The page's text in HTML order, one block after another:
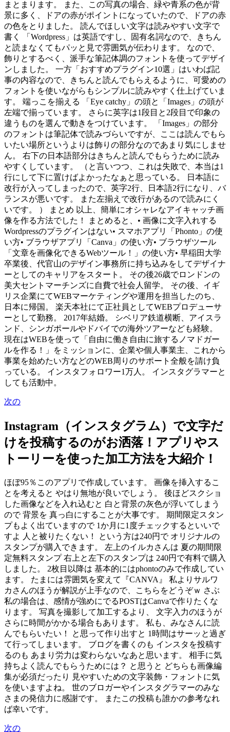
まとまります。 また、この写真の場合、緑や青系の色が背
景に多く、ドアの赤がポイントになっていたので、ドアの赤
の色をとりました。 読んでほしい文字は読みやすい文字で
書く 「Wordpress」は英語ですし、固有名詞なので、きちん
と読まなくてもパッと見で雰囲気が伝わります。 なので、
飾りとするべく、派手な筆記体調のフォントを使ってデザイ
ンしました。 一方「おすすめプラグイン10選」はいわば記
事の内容なので、きちんと読んでもらえるように、可愛めの
フォントを使いながらもシンプルに読みやすく仕上げていま
す。 端っこを揃える 「Eye catchy」の頭と「Images」の頭が
左端で揃っています。 さらに英字は1段目と2段目で印象の
違うものを選んで動きをつけています。 「Images」の部分
のフォントは筆記体で読みづらいですが、ここは読んでもら
いたい場所というよりは飾りの部分なのであまり気にしませ
ん。 右下の日本語部分はきちんと読んでもらうために読み
やすくしています。 （と言いつつ、これは失敗で、本当は1
行にして下に置けばよかったなぁと思っている。 日本語に
改行が入ってしまったので、英字2行、日本語2行になり、バ
ランスが悪いです。 また左揃えで改行があるので読みにく
いです。 ） まとめ 以上、簡単にオシャレなアイキャッチ画
像を作る方法でした！ まとめると、• 画像に文字入れする
Wordpressのプラグインはない• スマホアプリ「Phonto」の使
い方• ブラウザアプリ「Canva」の使い方• ブラウザツール
「文章を画像化できるWebツール！」の使い方• 早稲田大学
卒業後、代官山のデザイン事務所に持ち込みをしてデザイナ
ーとしてのキャリアをスタート。 その後26歳でロンドンの
美大セントマーチンズに自費で社会人留学。 その後、イギ
リス企業にてWEBマーケティングや運用を担当したのち、
日本に帰国。 楽天本社にて正社員としてWEBプロデューサ
ーとして勤務。 2017年結婚。 シベリア鉄道横断、アイスラ
ンド、シンガポールやドバイでの海外ツアーなども経験。
現在はWEBを使って「自由に働き自由に旅するノマドガー
ルを作る！」をミッションに、企業や個人事業主、これから
事業を始めたい方などのWEB周りのサポート全般を請け負
っている。 インスタフォロワー1万人。 インスタグラマーと
しても活動中。
次の
Instagram（インスタグラム）で文字だ
けを投稿するのがお洒落！アプリやス
トーリーを使った加工方法を大紹介！
ほぼ95％このアプリで作成しています。 画像を挿入するこ
とを考えると やはり無地が良いでしょう。 後ほどスクショ
した画像などを入れ込むと 白と背景の灰色が浮いてしまう
ので 背景を 真っ白にすることが大事です。 期間限定スタン
プもよく出ていますので 1か月に1度チェックするといいで
すよ 人と被りたくない！ という方は240円で オリジナルの
スタンプが購入できます。 左上のイルカさんは 夏の期間限
定無料スタンプ 右上と左下のスタンプは 240円で有料で購入
しました。 2枚目以降は 基本的にはphontoのみで作成してい
ます。 たまには雰囲気を変えて『CANVA』 私よりサルワ
カさんのほうが解説が上手なので、こちらをどうぞｗ さぶ
私の場合は、感情が強めにでるPOSTはCanvaで作りたくな
ります。 写真を撮影して加工するより、 文字入力のほうが
さらに時間がかかる場合もあります。 私も、みなさんに読
んでもらいたい！ と思って作り出すと 1時間はサーッと過ぎ
て行ってしまいます。 ブログを書くのも インスタを投稿す
るのも あまり労力は変わらないなあと思います。 相手に気
持ちよく読んでもらうためには？ と思うと どちらも画像編
集が必須だったり 見やすいための文字装飾・フォントに気
を使いますよね。 世のブロガーやインスタグラマーのみな
さまの発信力に感謝です。 またこの投稿も誰かの参考なれ
ば幸いです。
次の